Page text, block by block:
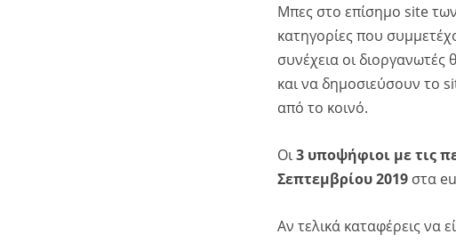
Μπες στο επίσημο site των
κατηγορίες που
συνέχεια οι διοργανωτές
και να δημοσιεύσουν το
από το κοινό.
Οι3 υποψήφιοι με τις
Σεπτεμβρίου 2019 στα
Αν τελικά καταφέρεις να